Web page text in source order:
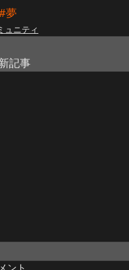
夢
ュニティ
記事